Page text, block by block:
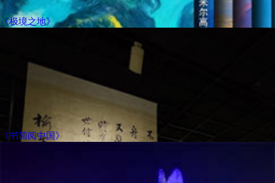
《极境之地》
《书简阅中国》